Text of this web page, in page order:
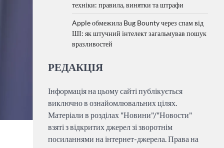
техніки: правила, винятки та штрафи
Apple обмежила Bug Bounty через спам від
ШІ: як штучний інтелект загальмував пошук
вразливостей
РЕДАКЦІЯ
Інформація на цьому сайті публікується
виключно в ознайомлювальних цілях.
Матеріали в розділах "Новини"/"Новости"
взяті з відкритих джерел зі зворотнім
посиланнями на інтернет-джерела. Права на